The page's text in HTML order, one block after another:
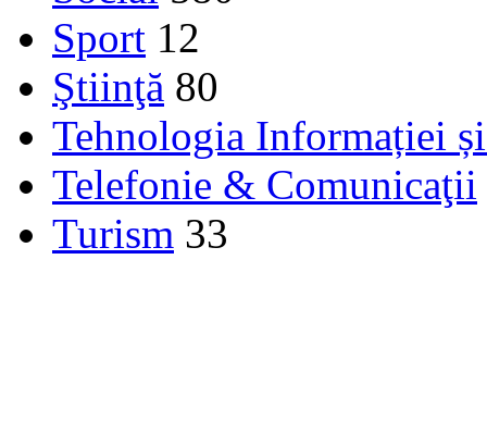
Sport 12
Ştiinţă 80
Tehnologia Informației
Telefonie & Comunicaţii
Turism 33